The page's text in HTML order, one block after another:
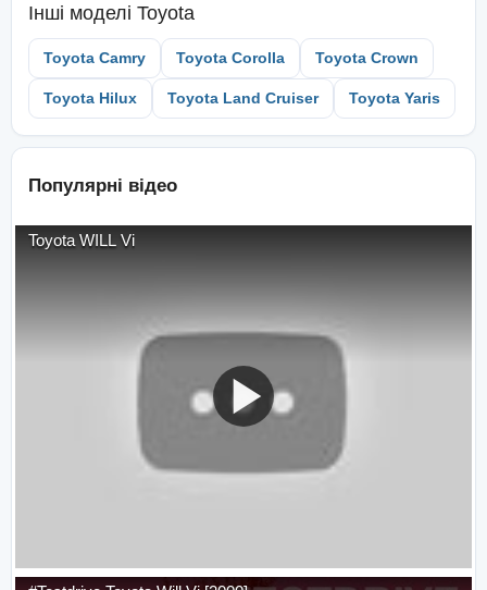
Інші моделі Toyota
Toyota Camry Toyota Corolla Toyota Crown
Toyota Hilux Toyota Land Cruiser Toyota Yaris
Популярні відео
Toyota WILL Vi